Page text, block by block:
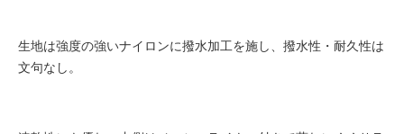
生地は強度の強いナイロンに撥水加工を施し、撥水性・耐久性は
文句なし。